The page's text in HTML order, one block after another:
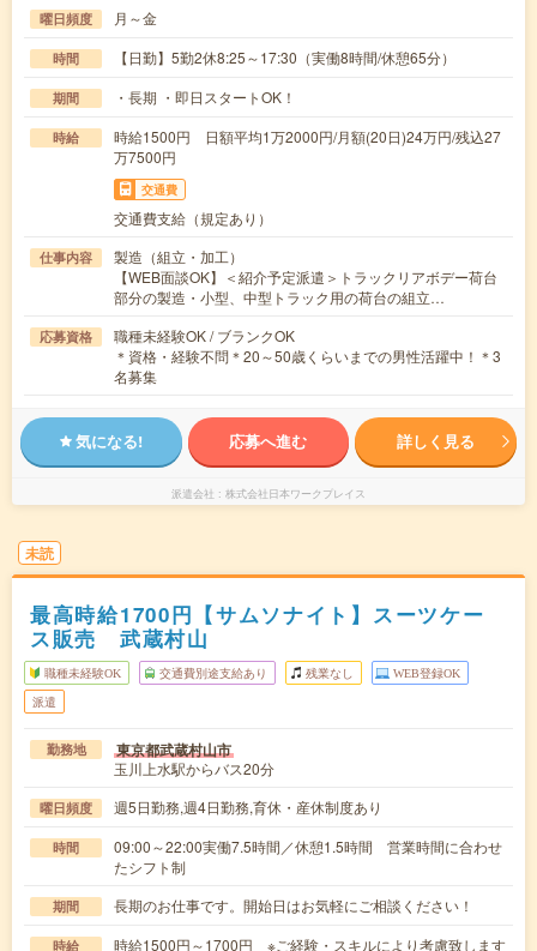
曜日頻度 月～金
時間 【日勤】5勤2休8:25～17:30（実働8時間/休憩65分）
期間 ・長期 ・即日スタートOK！
時給
時給1500円 日額平均1万2000円/月額(20日)24万円/残込27
万7500円
交通費
交通費支給（規定あり）
仕事内容
製造（組立・加工）
【WEB面談OK】＜紹介予定派遣＞トラックリアボデー荷台
部分の製造・小型、中型トラック用の荷台の組立…
応募資格
職種未経験OK / ブランクOK
＊資格・経験不問＊20～50歳くらいまでの男性活躍中！＊3
名募集
気になる! 応募へ進む 詳しく見る
派遣会社 株式会社日本ワークプレイス
未読
最高時給1700円【サムソナイト】スーツケー
ス販売 武蔵村山
職種未経験OK 交通費別途支給あり 残業なし WEB登録OK
派遣
勤務地 東京都武蔵村山市
玉川上水駅からバス20分
曜日頻度 週5日勤務,週4日勤務,育休・産休制度あり
時間
09:00～22:00実働7.5時間／休憩1.5時間 営業時間に合わせ
たシフト制
期間 長期のお仕事です。開始日はお気軽にご相談ください！
時給 時給1500円～1700円 ※ご経験・スキルにより考慮致します